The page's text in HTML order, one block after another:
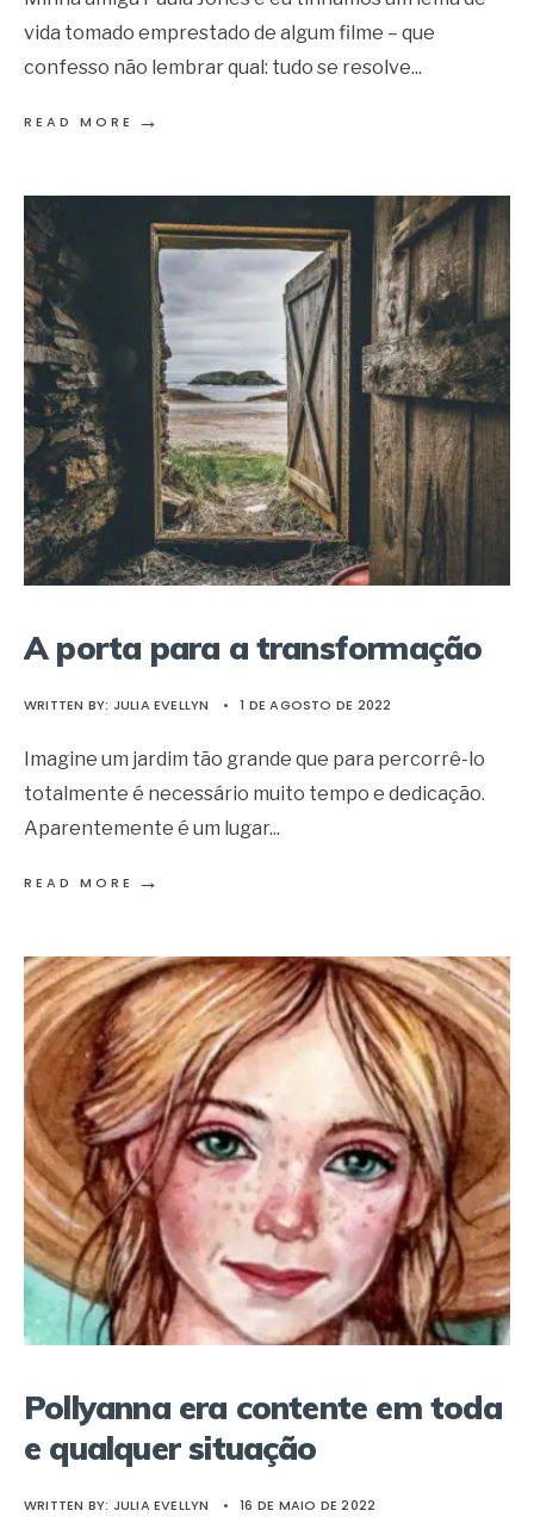
vida tomado emprestado de algum filme – que
confesso não lembrar qual: tudo se resolve...
READ MORE →
A porta para a transformação
WRITTEN BY: JULIA EVELLYN • 1 DE AGOSTO DE 2022
Imagine um jardim tão grande que para percorrê-lo
totalmente é necessário muito tempo e dedicação.
Aparentemente é um lugar...
READ MORE →
Pollyanna era contente em toda
e qualquer situação
WRITTEN BY: JULIA EVELLYN • 16 DE MAIO DE 2022